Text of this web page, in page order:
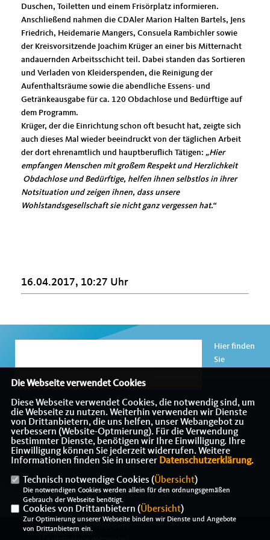
Duschen, Toiletten und einem Frisörplatz informieren.
Anschließend nahmen die CDAler Marion Halten Bartels, Jens
Friedrich, Heidemarie Mangers, Consuela Rambichler sowie
der Kreisvorsitzende Joachim Krüger an einer bis Mitternacht
andauernden Arbeitsschicht teil. Dabei standen das Sortieren
und Verladen von Kleiderspenden, die Reinigung der
Aufenthaltsräume sowie die abendliche Essens- und
Getränkeausgabe für ca. 120 Obdachlose und Bedürftige auf
dem Programm.
Krüger, der die Einrichtung schon oft besucht hat, zeigte sich
auch dieses Mal wieder beeindruckt von der täglichen Arbeit
der dort ehrenamtlich und hauptberuflich Tätigen: Hier
empfangen Menschen mit großem Respekt und Herzlichkeit
Obdachlose und Bedürftige, helfen ihnen selbstlos in ihrer
Notsituation und zeigen ihnen, dass unsere
Wohlstandsgesellschaft sie nicht ganz vergessen hat.“
16.04.2017, 10:27 Uhr
Hier finden
Sie
Informationen über den CDA Kreisverband Charlottenburg-
Wilmersdorf
IMPRESSUM DATENSCHUTZ KONTAKT
@2026 CDA Kreisverband
Die Webseite verwendet Cookies
Diese Webseite verwendet Cookies, die notwendig sind, um
die Webseite zu nutzen. Weiterhin verwenden wir Dienste
von Drittanbietern, die uns helfen, unser Webangebot zu
verbessern (Website-Optmierung). Für die Verwendung
bestimmter Dienste, benötigen wir Ihre Einwilligung. Ihre
Einwilligung können Sie jederzeit widerrufen. Weitere
Informationen finden Sie in unserer Datenschutzerklärung.
Technisch notwendige Cookies (Übersicht)
Die notwendigen Cookies werden allein für den ordnungsgemäßen
Gebrauch der Webseite benötigt.
Cookies von Drittanbietern (Übersicht)
Zur Optimierung unserer Webseite binden wir Dienste und Angebote
von Drittanbietern ein.